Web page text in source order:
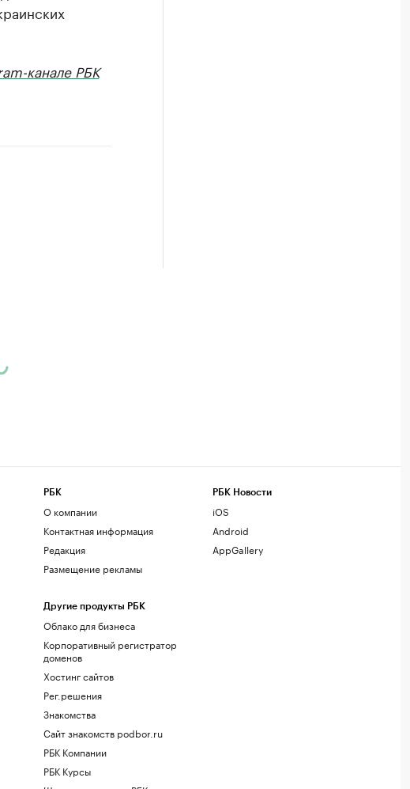
канале РБК
РБК
О компании
Контактная информация
Редакция
Размещение рекламы
Другие продукты РБК
Облако для бизнеса
Корпоративный регистратор
доменов
Хостинг сайтов
Рег.решения
Знакомства
Сайт знакомств podbor.ru
РБК Компании
РБК Курсы
РБК Новости
iOS
Android
AppGallery